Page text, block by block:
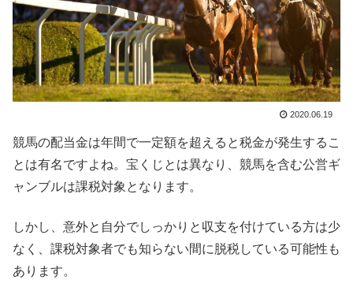
2020.06.19
競馬の配当金は年間で一定額を超えると税金が発生するこ
とは有名ですよね。宝くじとは異なり、競馬を含む公営ギ
ャンブルは課税対象となります。
しかし、意外と自分でしっかりと収支を付けている方は少
なく、課税対象者でも知らない間に脱税している可能性も
あります。